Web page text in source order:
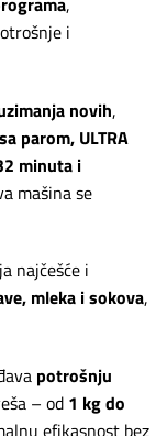
i
novih,
parom, ULTRA
minuta i
mašina se
najčešće i
mleka i sokova,
potrošnju
– od 1 kg do